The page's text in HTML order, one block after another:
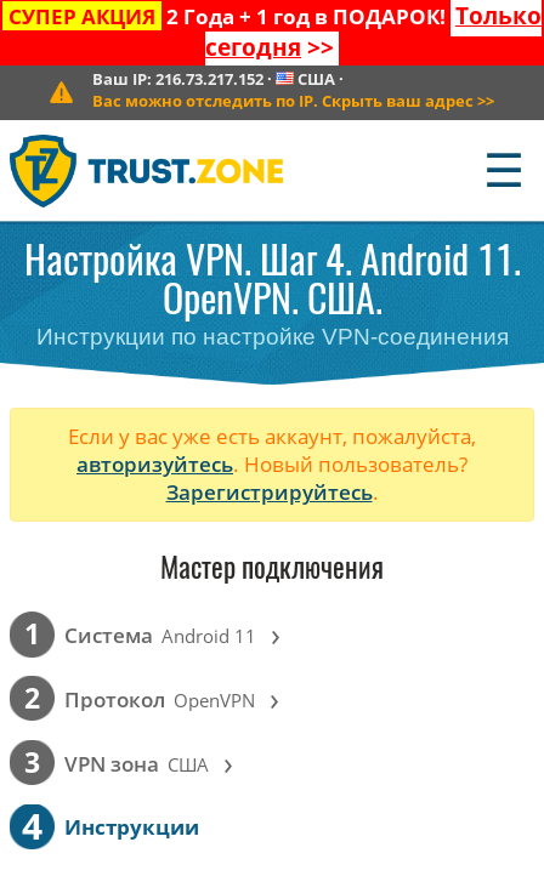
СУПЕР АКЦИЯ 2 Года + 1 год в ПОДАРОК! Только
сегодня >>
Ваш IP: 216.73.217.152· США·
Вас можно отследить по IP. Скрыть ваш адрес >>
☰
Настройка VPN. Шаг 4. Android 11.
OpenVPN. США.
Инструкции по настройке VPN-соединения
Если у вас уже есть аккаунт, пожалуйста,
авторизуйтесь. Новый пользователь?
Зарегистрируйтесь.
Мастер подключения
1 Cистема Android 11 ›
2 Протокол OpenVPN ›
3 VPN зона США ›
4 Инструкции